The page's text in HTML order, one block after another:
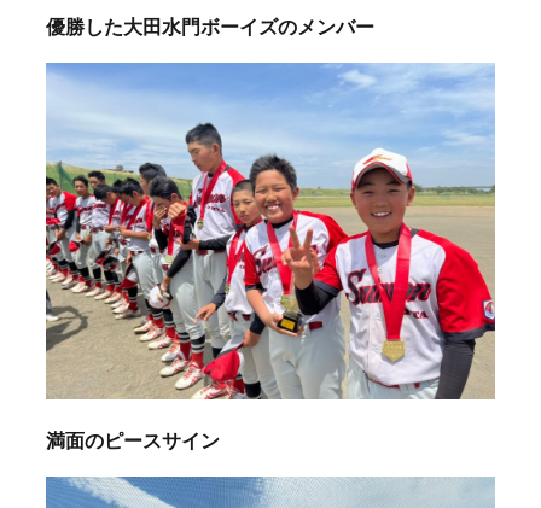
優勝した大田水門ボーイズのメンバー
満面のピースサイン